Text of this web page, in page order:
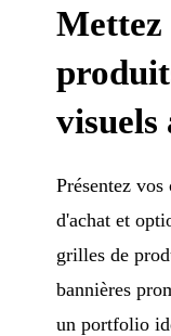
Mettez
Présentez
d'achat et
grilles de
bannières
un portfolio